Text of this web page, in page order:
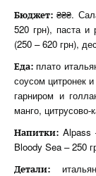
Бюджет: ₴₴₴.
520 грн), паста и
(250 – 620 грн),
Еда: плато
соусом цитронек
гарниром и
манго,
Напитки: Alpass
Bloody Sea – 250
Детали: